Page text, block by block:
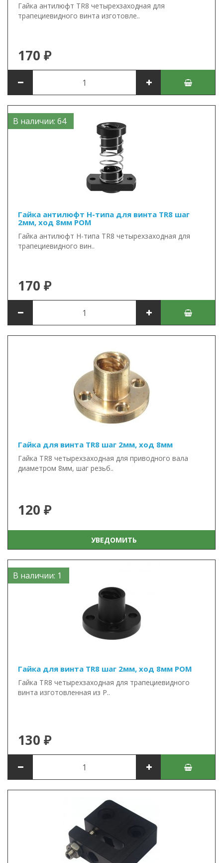
Гайка антилюфт TR8 четырехзаходная для
трапециевидного винта изготовле..
170 ₽
В наличии: 64
Гайка антилюфт Н-типа для винта TR8 шаг
2мм, ход 8мм POM
Гайка антилюфт Н-типа TR8 четырехзаходная для
трапециевидного вин..
170 ₽
Гайка для винта TR8 шаг 2мм, ход 8мм
Гайка TR8 четырехзаходная для приводного вала
диаметром 8мм, шаг резьб..
120 ₽
УВЕДОМИТЬ
В наличии: 1
Гайка для винта TR8 шаг 2мм, ход 8мм POM
Гайка TR8 четырехзаходная для трапециевидного
винта изготовленная из P..
130 ₽